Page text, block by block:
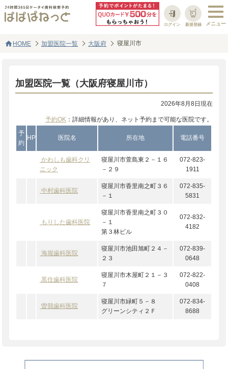
新規登録
ログイン
homeHOME 加盟医院一覧 大阪府 寝屋川市
加盟医院一覧（大阪府寝屋川市）
2026年8月8日現在
予約OK：詳細情報があり、ネット予約まで可能な医院です。
予
約
HP 医院名 所在地 電話番号
かわしも歯科クリ
ニック
寝屋川市萱島東２－１６
－２９
072-823-
1911
中村歯科医院
寝屋川市香里南之町３６
－１
072-835-
5831
もりした歯科医院
寝屋川市香里南之町３０
－１
第３林ビル
072-832-
4182
海堀歯科医院
寝屋川市池田旭町２４－
２３
072-839-
0648
黒住歯科医院
寝屋川市木屋町２１－３
７
072-822-
0408
曽我歯科医院
寝屋川市緑町５－８
グリーンシティ２Ｆ
072-834-
8688